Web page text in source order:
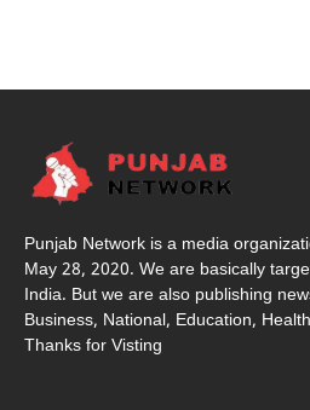
Punjab Network is a media
May 28, 2020. We are basically
India. But we are also publishing
Business, National, Education,
Thanks for Visting